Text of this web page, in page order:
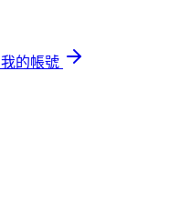
我的帳號